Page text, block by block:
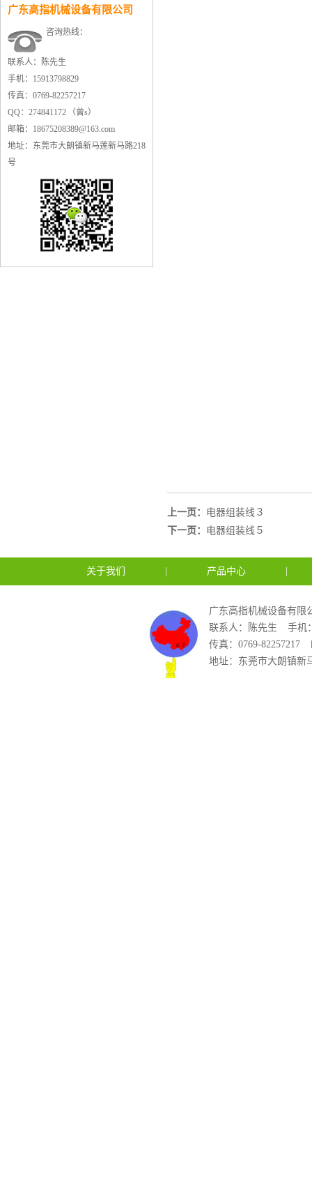
广东高指机械设备有限公司
咨询热线：
联系人：陈先生
手机：15913798829
传真：0769-82257217
QQ：274841172 （曾s）
邮箱：18675208389@163.com
地址：东莞市大朗镇新马莲新马路218
号
上一页： 电器组装线３
下一页： 电器组装线５
关于我们 产品中心
广东高指机械设备有限
联系人：陈先生
手机
传真：0769-82257217
地址：东莞市大朗镇新